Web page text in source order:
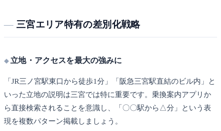
三宮エリア特有の差別化戦略
立地・アクセスを最大の強みに
「JR三ノ宮駅東口から徒歩1分」「阪急三宮駅直結のビル内」と
いった立地の説明は三宮では特に重要です。乗換案内アプリか
ら直接検索されることを意識し、「〇〇駅から△分」という表
現を複数パターン掲載しましょう。